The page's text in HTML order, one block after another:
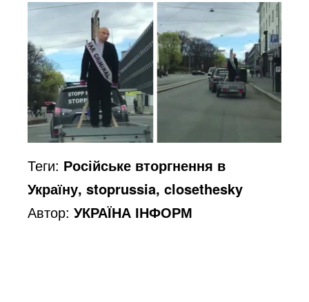
Теги: Російське вторгнення в
Україну, stoprussia, closethesky
Автор:УКРАЇНА ІНФОРМ